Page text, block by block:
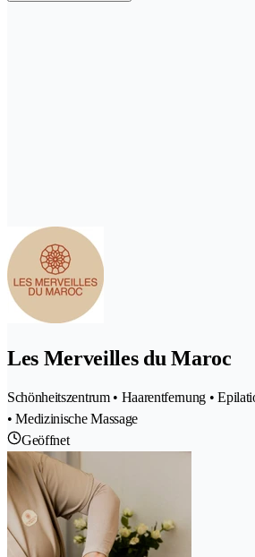
Les Merveilles du Maroc
Schönheitszentrum • Haarentfernung •
• Medizinische Massage
Geöffnet